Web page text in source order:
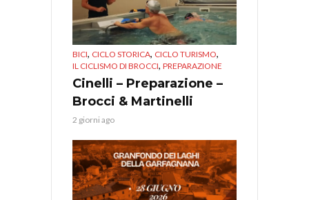
BICI, CICLO STORICA, CICLO TURISMO,
IL CICLISMO DI BROCCI, PREPARAZIONE
Cinelli – Preparazione –
Brocci & Martinelli
2 giorni ago